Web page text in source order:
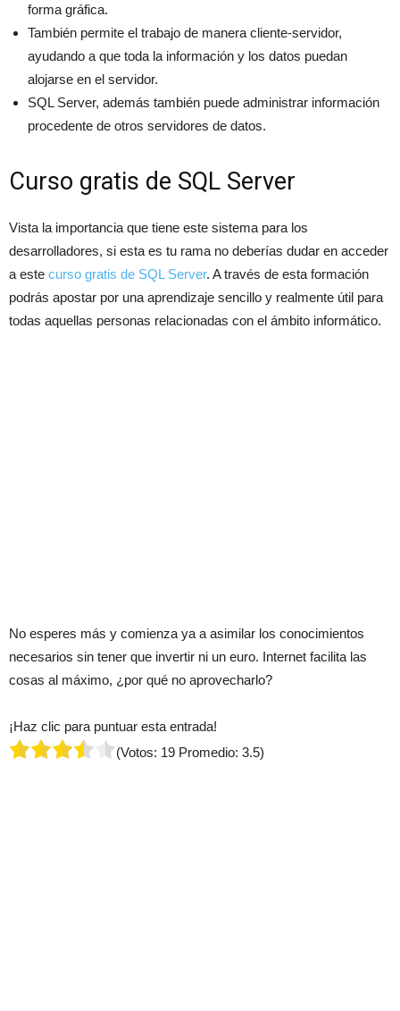
forma gráfica.
También permite el trabajo de manera cliente-servidor,
ayudando a que toda la información y los datos puedan
alojarse en el servidor.
SQL Server, además también puede administrar información
procedente de otros servidores de datos.
Curso gratis de SQL Server
Vista la importancia que tiene este sistema para los
desarrolladores, si esta es tu rama no deberías dudar en acceder
a este curso gratis de SQL Server. A través de esta formación
podrás apostar por una aprendizaje sencillo y realmente útil para
todas aquellas personas relacionadas con el ámbito informático.
No esperes más y comienza ya a asimilar los conocimientos
necesarios sin tener que invertir ni un euro. Internet facilita las
cosas al máximo, ¿por qué no aprovecharlo?
¡Haz clic para puntuar esta entrada!
(Votos: 19 Promedio: 3.5)